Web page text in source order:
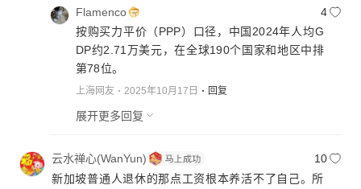
Flamenco
4
按购买力平价（PPP）口径，中国2024年人均G
DP约2.71万美元，在全球190个国家和地区中排
第78位。
上海网友 2025年10月17日 回复
展开更多回复
云水禅心(WanYun)
10
新加坡普通人退休的那点工资根本养活不了自己。所